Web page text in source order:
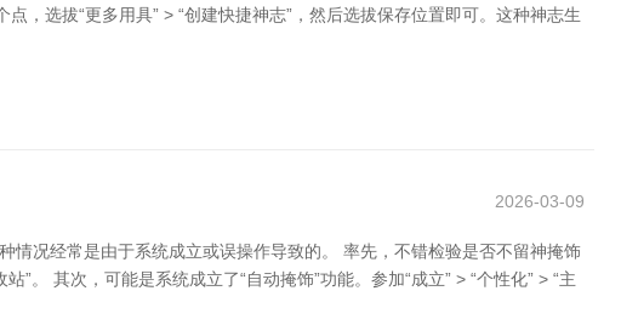
，选拔“更多用具” > “创建快捷神志”，然后选拔保存位置即可。这种神志生
2026-03-09
情况经常是由于系统成立或误操作导致的。 率先，不错检验是否不留神掩饰
。 其次，可能是系统成立了“自动掩饰”功能。参加“成立” > “个性化” > “主